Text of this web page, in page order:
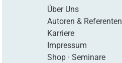
Über Uns
Autoren & Referenten
Karriere
Impressum
Shop· Seminare